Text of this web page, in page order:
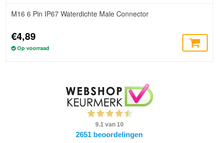
M16 6 Pin IP67 Waterdichte Male Connector
€4,89
Op voorraad